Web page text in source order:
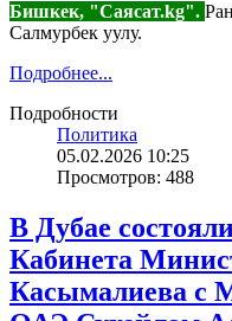
Бишкек, "Саясат.kg".
Салмурбек уулу.
Подробнее...
Подробности
Политика
05.02.2026 10:25
Просмотров: 488
В Дубае
Кабинета
Касымалиева с